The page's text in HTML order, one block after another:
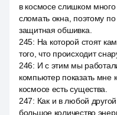
в космосе слишком
сломать окна, поэтому
защитная обшивка.
245: На которой стоят
того, что происходит
246: И с этим мы
компьютер показать мне
космосе есть существа.
247: Как и в любой
большое количество